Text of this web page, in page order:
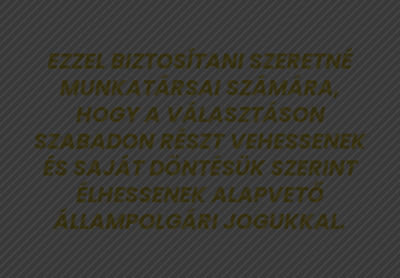
EZZEL BIZTOSÍTANI SZERETNÉ
MUNKATÁRSAI SZÁMÁRA,
HOGY A VÁLASZTÁSON
SZABADON RÉSZT VEHESSENEK
ÉS SAJÁT DÖNTÉSÜK SZERINT
ÉLHESSENEK ALAPVETŐ
ÁLLAMPOLGÁRI JOGUKKAL.